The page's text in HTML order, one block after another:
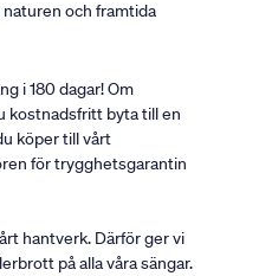
och framtida
i 180 dagar! Om
kostnadsfritt byta till en
köper till vårt
för trygghetsgarantin
hantverk. Därför ger vi
på alla våra sängar.